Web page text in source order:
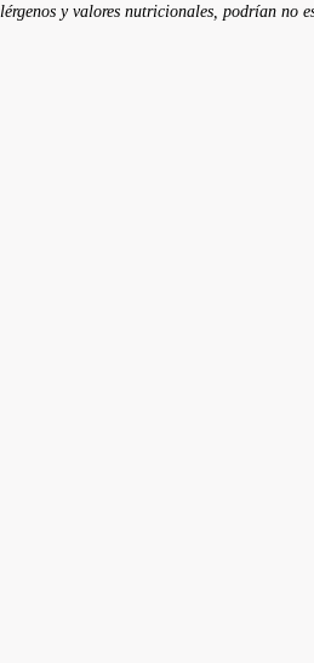
y valores nutricionales, podrían no